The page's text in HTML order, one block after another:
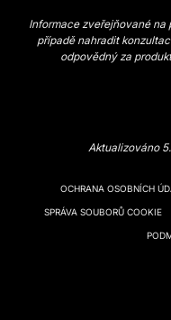
Informace zveřejňované na
případě nahradit
odpovědný za
Aktualizováno
OCHRANA OSOBNÍCH
SPRÁVA SOUBORŮ COOKIE